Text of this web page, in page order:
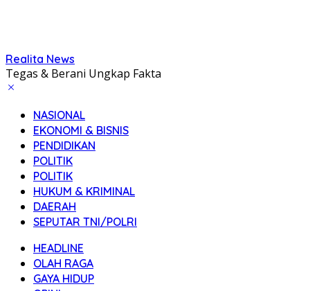
Realita News
Tegas & Berani Ungkap Fakta
NASIONAL
EKONOMI & BISNIS
PENDIDIKAN
POLITIK
POLITIK
HUKUM & KRIMINAL
DAERAH
SEPUTAR TNI/POLRI
HEADLINE
OLAH RAGA
GAYA HIDUP